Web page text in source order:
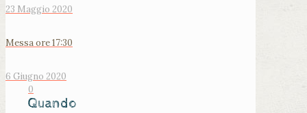
23 Maggio 2020
Messa ore 17:30
6 Giugno 2020
0
Quando